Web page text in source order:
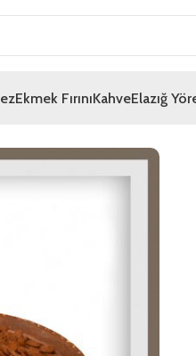
Ekmek FırınıKahveElazığ